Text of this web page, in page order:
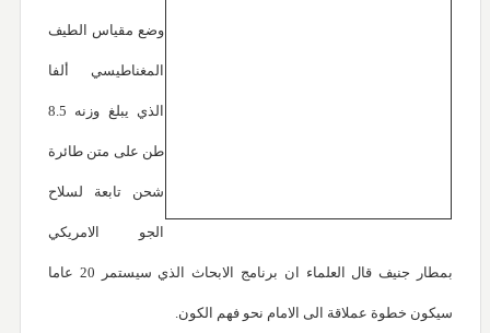
وضع مقياس الطيف
المغناطيسي ألفا
الذي يبلغ وزنه 8.5
طن على متن طائرة
شحن تابعة لسلاح
الجو الامريكي
بمطار جنيف قال العلماء ان برنامج الابحاث الذي سيستمر 20 عاما
سيكون خطوة عملاقة الى الامام نحو فهم الكون.